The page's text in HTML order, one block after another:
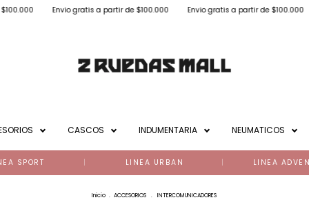
gratis a partir de $100.000 Envio gratis a partir de $100.000 Envio
CASCOS INDUMENTARIA NEUMATICOS
LINEA
SPORT LINEA URBAN
Inicio . ACCESORIOS . INTERCOMUNICADORES